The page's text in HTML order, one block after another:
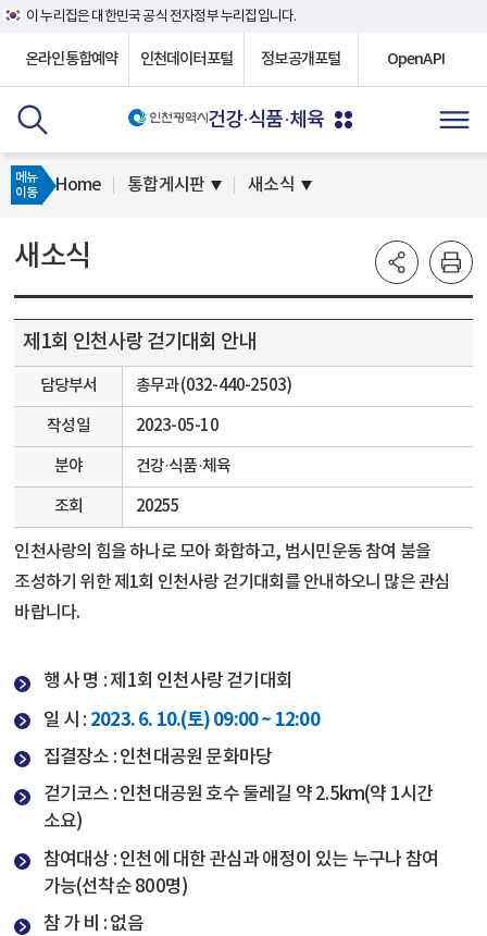
이 누리집은 대한민국 공식 전자정부 누리집입니다.
온라인통합예약 인천데이터포털 정보공개포털 OpenAPI
건강·식품·체육
메뉴
이동
Home 통합게시판 새소식
새소식
제1회 인천사랑 걷기대회 안내
담당부서 총무과 (032-440-2503)
작성일 2023-05-10
분야 건강·식품·체육
조회 20255
인천사랑의 힘을 하나로 모아 화합하고, 범시민운동 참여 붐을
조성하기 위한 제1회 인천사랑 걷기대회를 안내하오니 많은 관심
바랍니다.
행 사 명 : 제1회 인천사랑 걷기대회
일 시 : 2023. 6. 10.(토) 09:00 ~ 12:00
집결장소 : 인천대공원 문화마당
걷기코스 : 인천대공원 호수 둘레길 약 2.5km(약 1시간
소요)
참여대상 : 인천에 대한 관심과 애정이 있는 누구나 참여
가능(선착순 800명)
참 가 비 : 없음